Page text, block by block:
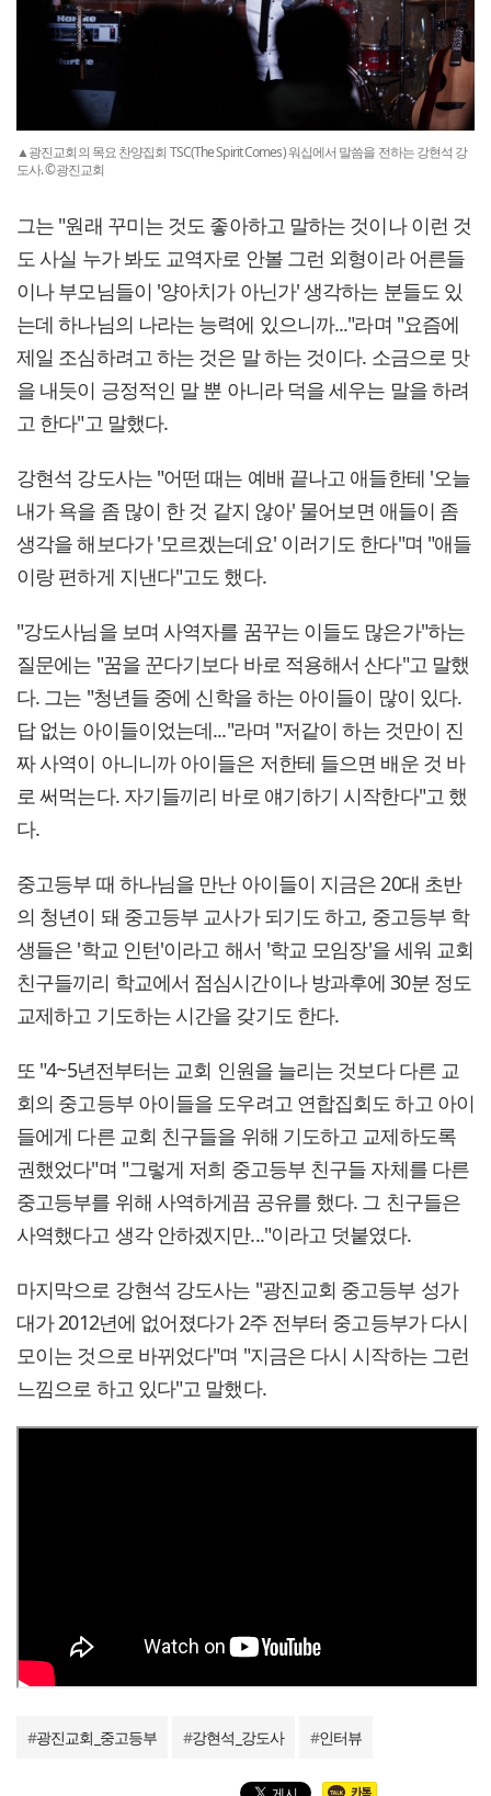
▲광진교회의 목요 찬양집회 TSC(The Spirit Comes) 워십에서 말씀을 전하는 강현석 강
도사. ©광진교회
그는 "원래 꾸미는 것도 좋아하고 말하는 것이나 이런 것
도 사실 누가 봐도 교역자로 안볼 그런 외형이라 어른들
이나 부모님들이 '양아치가 아닌가' 생각하는 분들도 있
는데 하나님의 나라는 능력에 있으니까..."라며 "요즘에
제일 조심하려고 하는 것은 말 하는 것이다. 소금으로 맛
을 내듯이 긍정적인 말 뿐 아니라 덕을 세우는 말을 하려
고 한다"고 말했다.
강현석 강도사는 "어떤 때는 예배 끝나고 애들한테 '오늘
내가 욕을 좀 많이 한 것 같지 않아' 물어보면 애들이 좀
생각을 해보다가 '모르겠는데요' 이러기도 한다"며 "애들
이랑 편하게 지낸다"고도 했다.
"강도사님을 보며 사역자를 꿈꾸는 이들도 많은가"하는
질문에는 "꿈을 꾼다기보다 바로 적용해서 산다"고 말했
다. 그는 "청년들 중에 신학을 하는 아이들이 많이 있다.
답 없는 아이들이었는데..."라며 "저같이 하는 것만이 진
짜 사역이 아니니까 아이들은 저한테 들으면 배운 것 바
로 써먹는다. 자기들끼리 바로 얘기하기 시작한다"고 했
다.
중고등부 때 하나님을 만난 아이들이 지금은 20대 초반
의 청년이 돼 중고등부 교사가 되기도 하고, 중고등부 학
생들은 '학교 인턴'이라고 해서 '학교 모임장'을 세워 교회
친구들끼리 학교에서 점심시간이나 방과후에 30분 정도
교제하고 기도하는 시간을 갖기도 한다.
또 "4~5년전부터는 교회 인원을 늘리는 것보다 다른 교
회의 중고등부 아이들을 도우려고 연합집회도 하고 아이
들에게 다른 교회 친구들을 위해 기도하고 교제하도록
권했었다"며 "그렇게 저희 중고등부 친구들 자체를 다른
중고등부를 위해 사역하게끔 공유를 했다. 그 친구들은
사역했다고 생각 안하겠지만..."이라고 덧붙였다.
마지막으로 강현석 강도사는 "광진교회 중고등부 성가
대가 2012년에 없어졌다가 2주 전부터 중고등부가 다시
모이는 것으로 바뀌었다"며 "지금은 다시 시작하는 그런
느낌으로 하고 있다"고 말했다.
#광진교회_중고등부 #강현석_강도사 #인터뷰